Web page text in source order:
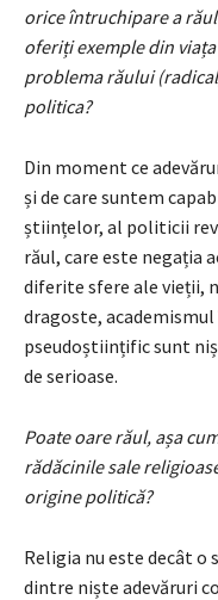
orice întruchipare a
oferiți exemple din
problema răului
politica?
Din moment ce
și de care suntem
științelor, al politicii
răul, care este negația
diferite sfere ale vieții,
dragoste,
pseudoștiințific sunt
de serioase.
Poate oare răul, așa
rădăcinile sale
origine politică?
Religia nu este decât
dintre niște adevăruri